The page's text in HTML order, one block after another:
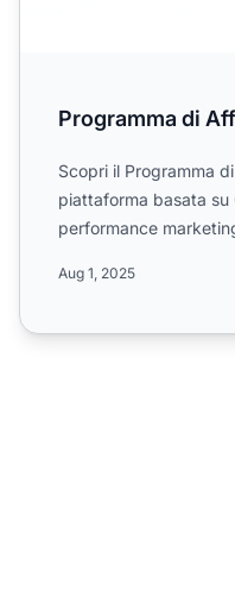
Programma di
Scopri il Programma
piattaforma basata
performance
Aug 1, 2025